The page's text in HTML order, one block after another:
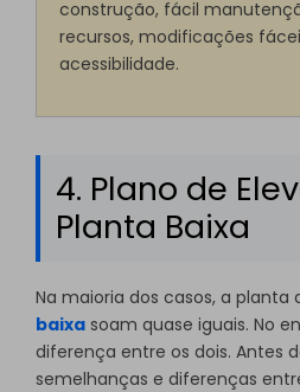
construção, fácil
recursos, modificações
acessibilidade.
4. Plano de
Planta Baixa
Na maioria dos casos, a planta
baixa soam quase iguais. No
diferença entre os dois. Antes
semelhanças e diferenças